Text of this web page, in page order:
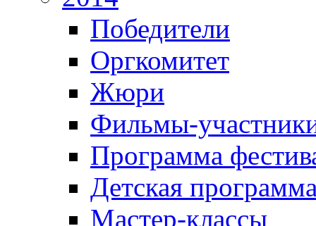
Победители
Оргкомитет
Жюри
Фильмы-
Программа
Детская
Мастер-классы